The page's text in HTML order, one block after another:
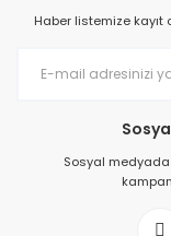
Haber listemize
Sosyal